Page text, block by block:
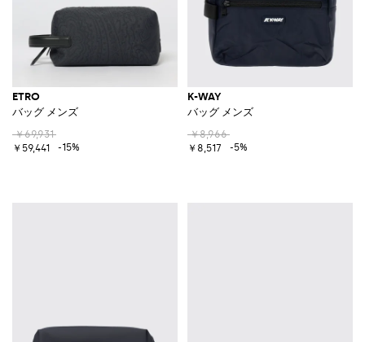
ETRO
バッグ メンズ
￥69,931
￥59,441
-15%
K-WAY
バッグ メンズ
￥8,966
￥8,517
-5%